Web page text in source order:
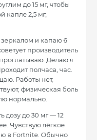
до 15 мг, чтобы
капле 2,5 мг,
и капаю 6
производитель
Делаю я
полчаса, час.
Работы нет,
физическая боль
нормально.
дозу до 30 мг — 12
Чувствую лёгкое
в Fortnite. Обычно